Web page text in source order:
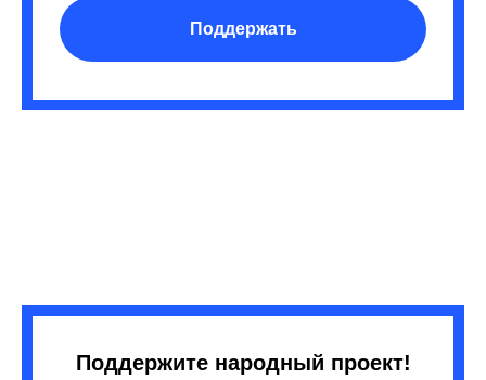
Поддержать
Поддержите народный проект!